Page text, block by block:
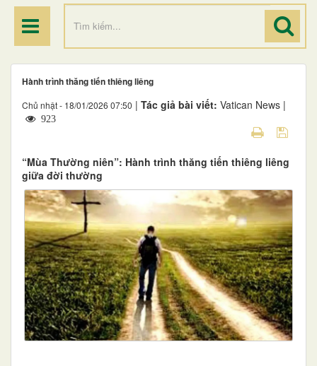
Hành trình thăng tiến thiêng liêng
Chủ nhật - 18/01/2026 07:50 | Tác giả bài viết: Vatican News |
923
“Mùa Thường niên”: Hành trình thăng tiến thiêng liêng
giữa đời thường